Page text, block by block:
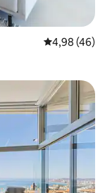
Priemerné
4,98 (46)